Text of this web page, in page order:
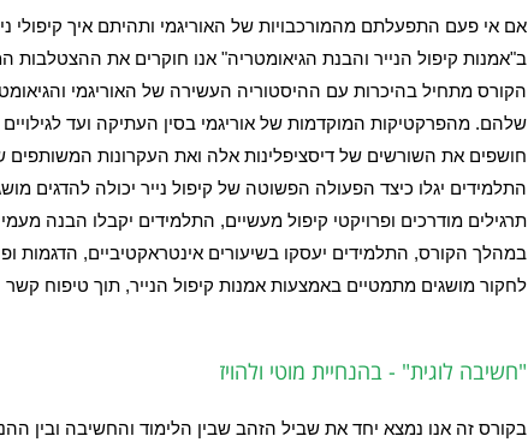
אם אי פעם התפעלתם מהמורכבויות של האוריגמי ותהיתם איך קיפולי
ב"אמנות קיפול הנייר והבנת הגיאומטריה" אנו חוקרים את ההצטלבות
הקורס מתחיל בהיכרות עם ההיסטוריה העשירה של האוריגמי
שלהם. מהפרקטיקות המוקדמות של אוריגמי בסין העתיקה ועד
חושפים את השורשים של דיסציפלינות אלה ואת העקרונות
התלמידים יגלו כיצד הפעולה הפשוטה של קיפול נייר יכולה להדגים
תרגילים מודרכים ופרויקטי קיפול מעשיים, התלמידים יקבלו הבנה
במהלך הקורס, התלמידים יעסקו בשיעורים אינטראקטיביים, הדגמות
לחקור מושגים מתמטיים באמצעות אמנות קיפול הנייר, תוך טיפוח קשר
"חשיבה לוגית" - בהנחיית מוטי ולהויז
בקורס זה אנו נמצא יחד את שביל הזהב שבין הלימוד והחשיבה ובין